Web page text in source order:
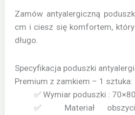
Zamów antyalergiczną
cm i ciesz się komfortem,
długo.
Specyfikacja poduszki
Premium z zamkiem – 1 sztuka:
✅ Wymiar poduszki :
✅ Materiał